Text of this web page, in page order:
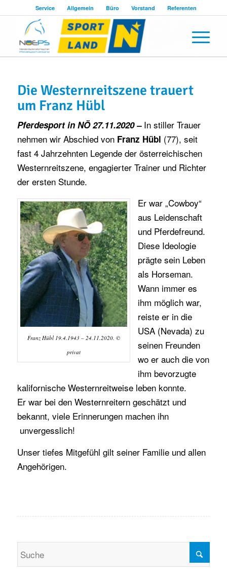
Service Allgemein Büro Vorstand Referenten
Die Westernreitszene trauert
um Franz Hübl
Pferdesport in NÖ 27.11.2020 –In stiller Trauer
nehmen wir Abschied vonFranz Hübl (77), seit
fast 4 Jahrzehnten Legende der österreichischen
Westernreitszene, engagierter Trainer und Richter
der ersten Stunde.
Franz Hübl 19.4.1943 – 24.11.2020. ©
privat
Er war „Cowboy“
aus Leidenschaft
und Pferdefreund.
Diese Ideologie
prägte sein Leben
als Horseman.
Wann immer es
ihm möglich war,
reiste er in die
USA (Nevada) zu
seinen Freunden
wo er auch die von
ihm bevorzugte
kalifornische Westernreitweise leben konnte.
Er war bei den Westernreitern geschätzt und
bekannt, viele Erinnerungen machen ihn
unvergesslich!
Unser tiefes Mitgefühl gilt seiner Familie und allen
Angehörigen.